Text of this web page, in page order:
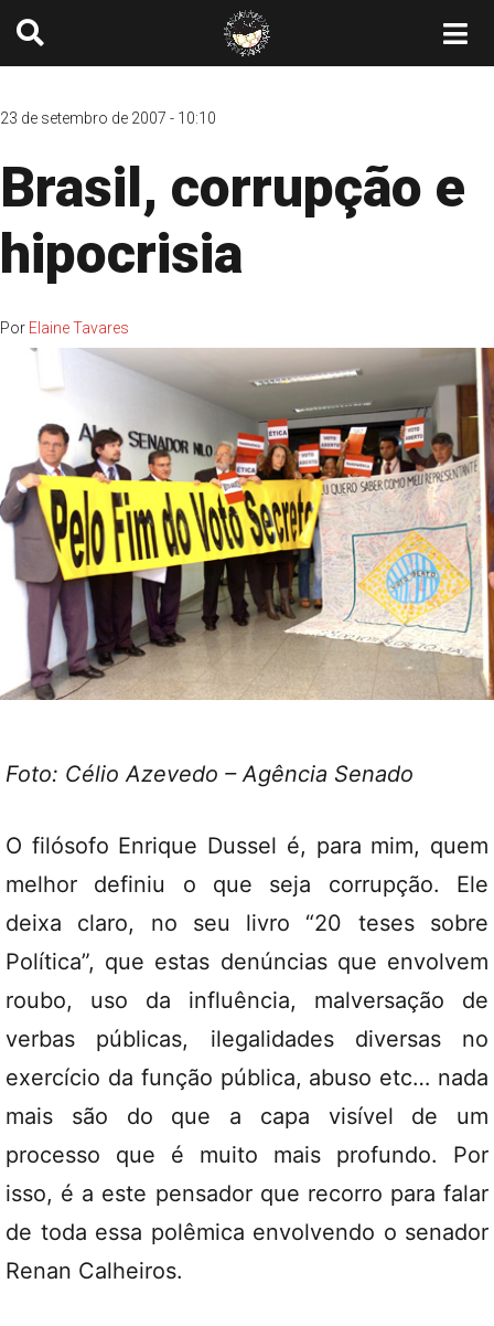
23 de setembro de 2007 - 10:10
Brasil, corrupção e
hipocrisia
Por Elaine Tavares
Foto: Célio Azevedo – Agência Senado
O filósofo Enrique Dussel é, para mim, quem
melhor definiu o que seja corrupção. Ele
deixa claro, no seu livro “20 teses sobre
Política”, que estas denúncias que envolvem
roubo, uso da influência, malversação de
verbas públicas, ilegalidades diversas no
exercício da função pública, abuso etc… nada
mais são do que a capa visível de um
processo que é muito mais profundo. Por
isso, é a este pensador que recorro para falar
de toda essa polêmica envolvendo o senador
Renan Calheiros.